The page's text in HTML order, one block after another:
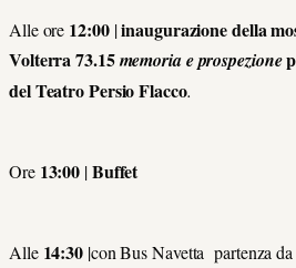
Alle ore 12:00|inaugurazione della
Volterra 73.15memoria e prospezione
del Teatro Persio Flacco.
Ore 13:00 |Buffet
Alle 14:30 |con Bus Navetta partenza da